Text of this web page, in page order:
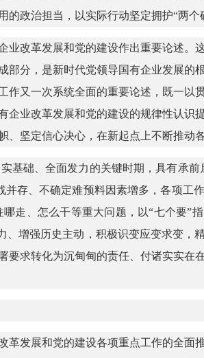
政治担当，以实际行动坚定拥护“两个
改革发展和党的建设作出重要论述。
分，是新时代党领导国有企业发展的
又一次系统全面的重要论述，既一以
业改革发展和党的建设的规律性认识
坚定信心决心，在新起点上不断推动
础、全面发力的关键时期，具有承
存、不确定难预料因素增多，各项工
走、怎么干等重大问题，以“七个要”
增强历史主动，积极识变应变求变，
求转化为沉甸甸的责任、付诸实实在
发展和党的建设各项重点工作的全面